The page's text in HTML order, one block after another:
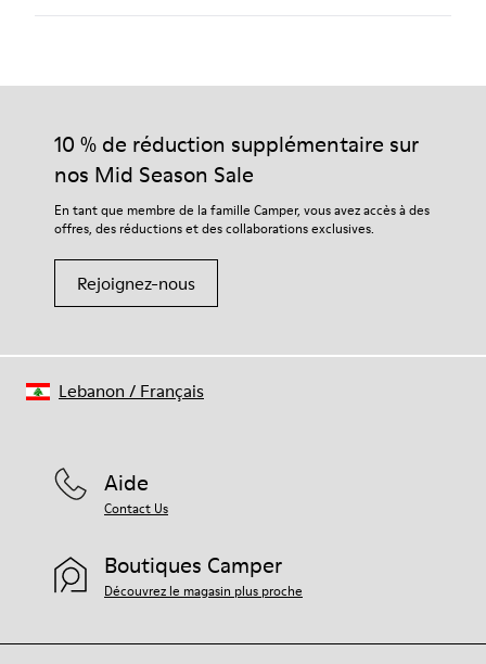
Nos chaussures sont confectionnées à partir de matières haut
durabilité accrue de vos chaussures.
Pour obtenir des instructions détaillées sur l’entretien de
votre paire de chaussures, consultez notreguide d’entretien
10 % de réduction supplémentaire sur
nos Mid Season Sale
En tant que membre de la famille Camper, vous avez accès à des
offres, des réductions et des collaborations exclusives.
Rejoignez-nous
Aide
Contact Us
Boutiques Camper
Découvrez le magasin plus proche
Lebanon / Français